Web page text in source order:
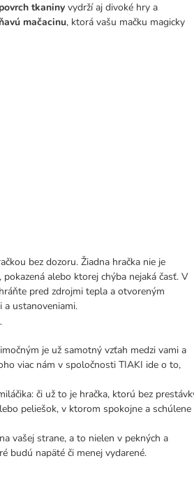
tkaniny vydrží aj divoké hry a
mačacinu, ktorá vašu mačku magicky
bez dozoru. Žiadna hračka nie je
alebo ktorej chýba nejaká časť. V
pred zdrojmi tepla a otvoreným
ustanoveniami.
je už samotný vzťah medzi vami a
viac nám v spoločnosti TIAKI ide o to,
či už to je hračka, ktorú bez
peliešok, v ktorom spokojne a schúlene
vašej strane, a to nielen v pekných a
budú napäté či menej vydarené.